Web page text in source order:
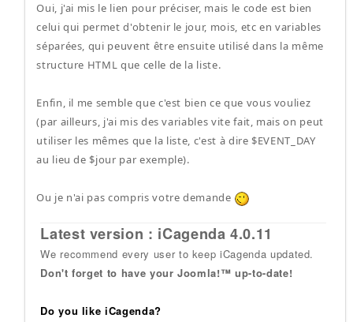
Oui, j'ai mis le lien pour préciser, mais le code est bien
celui qui permet d'obtenir le jour, mois, etc en variables
séparées, qui peuvent être ensuite utilisé dans la même
structure HTML que celle de la liste.
Enfin, il me semble que c'est bien ce que vous vouliez
(par ailleurs, j'ai mis des variables vite fait, mais on peut
utiliser les mêmes que la liste, c'est à dire $EVENT_DAY
au lieu de $jour par exemple).
Ou je n'ai pas compris votre demande
Latest version : iCagenda 4.0.11
We recommend every user to keep iCagenda updated.
Don't forget to have your Joomla!™ up-to-date!
Do you like iCagenda?